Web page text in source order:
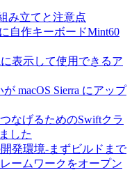
み立てと注意点
自作キーボードMint60
表示して使用できるア
macOS Sierra にアップ
なげるためのSwiftクラ
した
発環境-まずビルドまで
ームワークをオープン